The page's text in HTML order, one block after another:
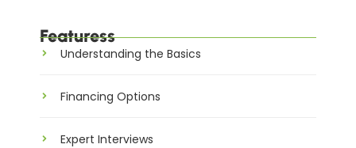
Featuress
Understanding the Basics
Financing Options
Expert Interviews